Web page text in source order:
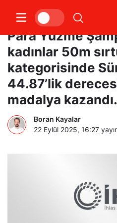
Singapur’da
Para Yüzme
kadınlar 50m
kategorisinde
44.87’lik
madalya kazandı.
Boran Kayalar
22 Eylül 2025, 16:27